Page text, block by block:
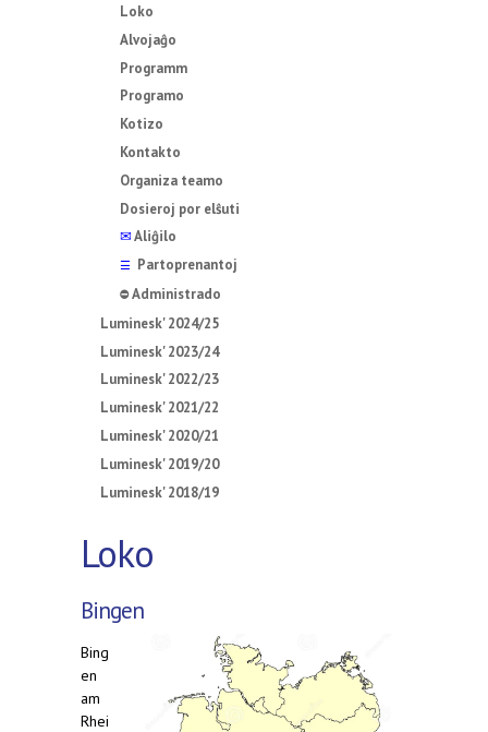
Loko
Alvojaĝo
Programm
Programo
Kotizo
Kontakto
Organiza teamo
Dosieroj por elŝuti
✉Aliĝilo
☰ Partoprenantoj
⛔Administrado
Luminesk' 2024/25
Luminesk' 2023/24
Luminesk' 2022/23
Luminesk' 2021/22
Luminesk' 2020/21
Luminesk' 2019/20
Luminesk' 2018/19
Loko
Bingen
Bing
en
am
Rhei